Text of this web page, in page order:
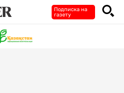
Подписка на
газету